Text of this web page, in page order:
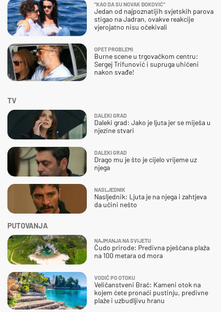
"KAO DA SU NOVAK ĐOKOVIĆ"
Jedan od najpoznatijih svjetskih parova
stigao na Jadran, ovakve reakcije
vjerojatno nisu očekivali
OPET PROBLEMI
Burne scene u trgovačkom centru:
Sergej Trifunović i supruga uhićeni
nakon svađe!
TV
DALEKI GRAD
Daleki grad: Jako je ljuta jer se miješa u
njezine stvari
DALEKI GRAD
Drago mu je što je cijelo vrijeme uz
njega
NASLJEDNIK
Nasljednik: Ljuta je na njega i zahtjeva
da učini nešto
PUTOVANJA
NAJMANJA NA SVIJETU
Čudo prirode: Predivna pješčana plaža
na 100 metara od mora
VODIČ PO OTOKU
Veličanstveni Brač: Kameni otok na
kojem ćete pronaći pustinju, predivne
plaže i uzbudljivu hranu